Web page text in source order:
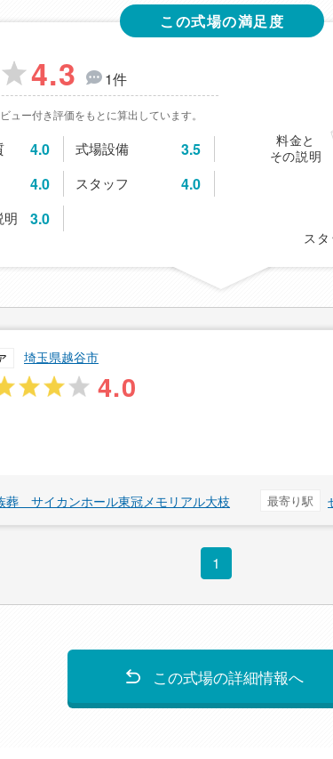
この式場の満足度
4.3 1件
ュー付き評価をもとに算出しています。
4.0 式場設備 3.5
4.0 スタッフ 4.0
明 3.0
ス
料金と
その説明
埼玉県越谷市
4.0
葬 サイカンホール東冠メモリアル大枝 最寄り駅
1
この式場の詳細情報へ